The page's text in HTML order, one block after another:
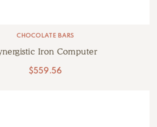
CHOCOLATE BARS
Iron Computer
$559.56